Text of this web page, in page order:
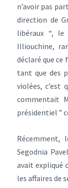
n’avoir pas
direction de
libéraux “,
Illiouchine,
déclaré que ce
tant que des
violées, c’est
commentait
présidentiel ”
Récemment,
Segodnia
avait expliqué
les affaires de